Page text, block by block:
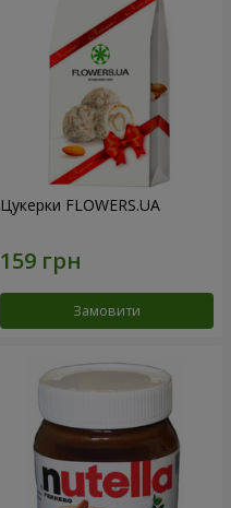
Цукерки FLOWERS.UA
Замовити